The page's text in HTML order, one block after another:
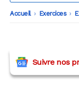
Accueil -
Exercices -
Suivre nos